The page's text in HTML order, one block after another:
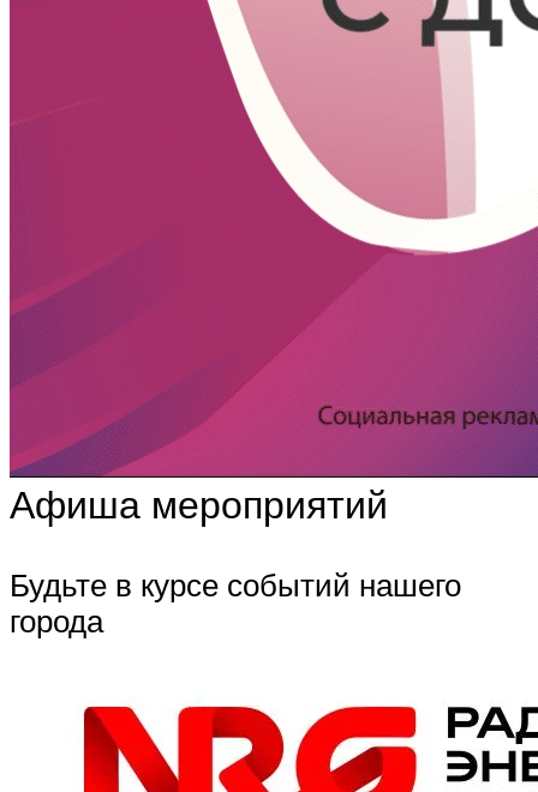
Афиша мероприятий
Будьте в курсе событий нашего
города